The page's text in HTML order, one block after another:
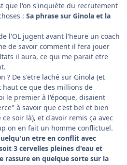
que l'on s'inquiète du recrutement
: Sa phrase sur Ginola et la
l'OL jugent avant l'heure un coach
de savoir comment il fera jouer
il aura, ce qui me parait etre
? De s'etre laché sur Ginola (et
ce que des millions de
le premier à l'époque, disaient
à savoir que c'est bel et bien
soir là), et d'avoir remis ça avec
on en fait un homme conflictuel.
etre en conflit avec
3 cervelles pleines d'eau et
rassure en quelque sorte sur la